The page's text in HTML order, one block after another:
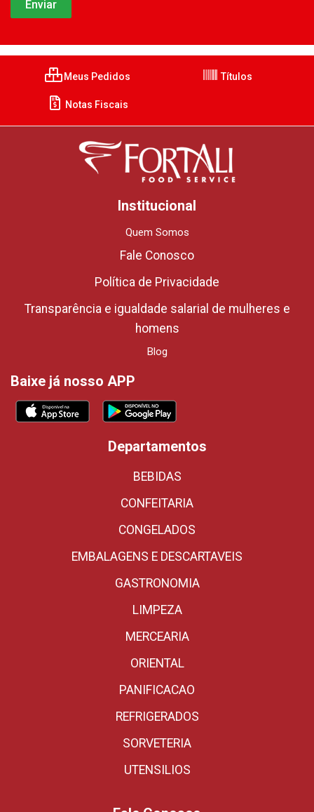
Meus Pedidos Títulos
Notas Fiscais
Institucional
Quem Somos
Fale Conosco
Política de Privacidade
Transparência e igualdade salarial de mulheres e
homens
Blog
Baixe já nosso APP
Departamentos
BEBIDAS
CONFEITARIA
CONGELADOS
EMBALAGENS E DESCARTAVEIS
GASTRONOMIA
LIMPEZA
MERCEARIA
ORIENTAL
PANIFICACAO
REFRIGERADOS
SORVETERIA
UTENSILIOS